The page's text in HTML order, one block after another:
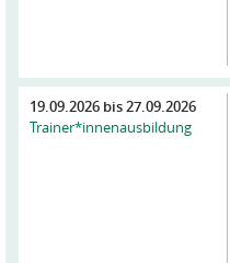
19.09.2026 bis27.09.2026
Trainer*innenausbildung